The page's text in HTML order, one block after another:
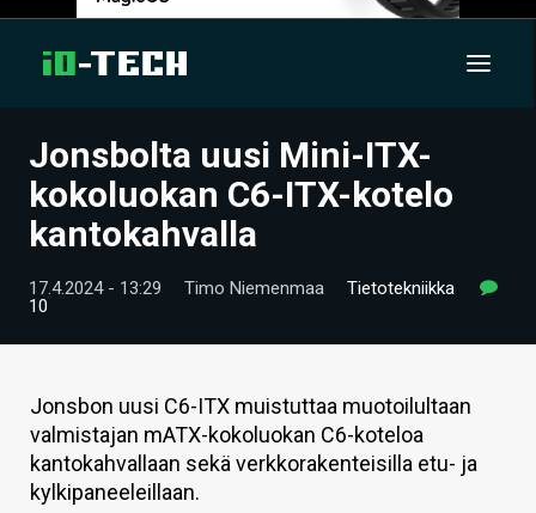
UUTISET
ARTIKKELIT
VIDEOT
HINTA.FI
KAUPPA
Jonsbolta uusi Mini-ITX-
kokoluokan C6-ITX-kotelo
kantokahvalla
17.4.2024 - 13:29 Timo Niemenmaa
Tietotekniikka
10
Jonsbon uusi C6-ITX muistuttaa muotoilultaan
valmistajan mATX-kokoluokan C6-koteloa
kantokahvallaan sekä verkkorakenteisilla etu- ja
kylkipaneeleillaan.